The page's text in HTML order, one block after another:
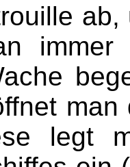
immer
legt